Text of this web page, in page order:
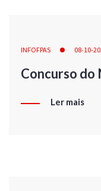
INFOFPAS 08-10-
Concurso do
Ler mais